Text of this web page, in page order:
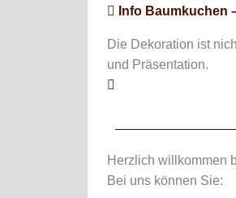
Info Baumkuchen
Die Dekoration ist
und Präsentation.
Herzlich willkommen
Bei uns können Sie: